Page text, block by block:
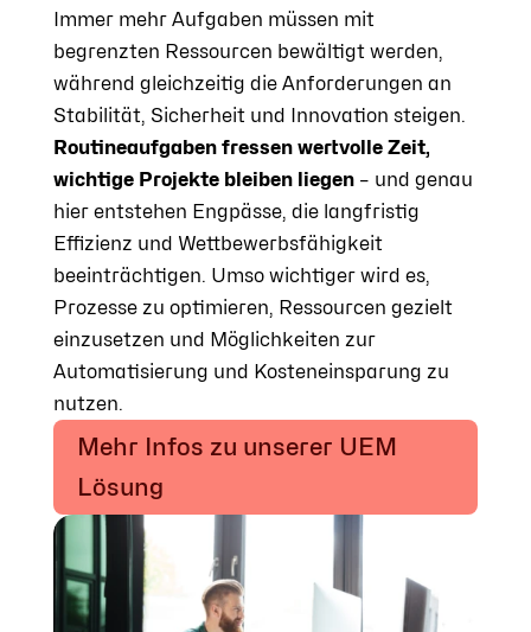
Immer mehr Aufgaben müssen mit
begrenzten Ressourcen bewältigt werden,
während gleichzeitig die Anforderungen an
Stabilität, Sicherheit und Innovation steigen.
Routineaufgaben fressen wertvolle Zeit,
wichtige Projekte bleiben liegen– und genau
hier entstehen Engpässe, die langfristig
Effizienz und Wettbewerbsfähigkeit
beeinträchtigen. Umso wichtiger wird es,
Prozesse zu optimieren, Ressourcen gezielt
einzusetzen und Möglichkeiten zur
Automatisierung und Kosteneinsparung zu
nutzen.
Mehr Infos zu unserer UEM
Lösung